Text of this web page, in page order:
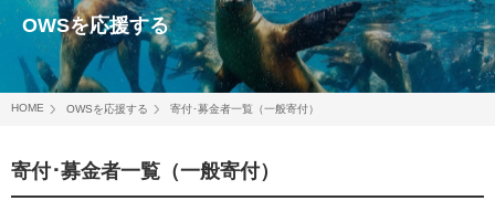
OWSを応援する
HOME OWSを応援する 寄付･募金者一覧（一般寄付）
寄付･募金者一覧（一般寄付）